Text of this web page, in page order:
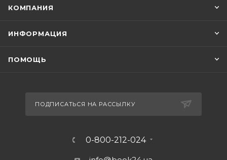
КОМПАНИЯ
ИНФОРМАЦИЯ
ПОМОЩЬ
ПОДПИСАТЬСЯ НА РАССЫЛКУ
0-800-212-024